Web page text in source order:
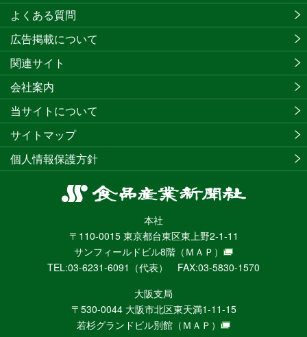
食
産
業
新
聞
社
ニ
ュ
本社
〒110-0015 東京都台東区東上野2-1-11
サンフィールドビル8階 （ＭＡＰ）
TEL:03-6231-6091（代表） FAX:03-5830-1570
大阪支局
〒530-0044 大阪市北区東天満1-11-15
若杉グランドビル別館 （ＭＡＰ）
よくある質問
広告掲載について
関連サイト
会社案内
当サイトについて
サイトマップ
個人情報保護方針